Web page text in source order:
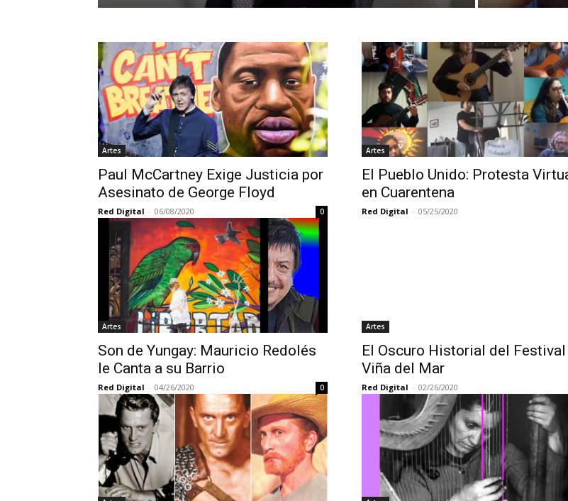
Artes
Paul McCartney Exige Justicia por
Asesinato de George Floyd
Red Digital - 06/08/2020 0
Artes
El Pueblo Unido: Protesta
en Cuarentena
Red Digital - 05/25/2020
Artes
Son de Yungay: Mauricio Redolés
le Canta a su Barrio
Red Digital - 04/26/2020 0
Artes
El Oscuro Historial del Festival
Viña del Mar
Red Digital - 02/26/2020